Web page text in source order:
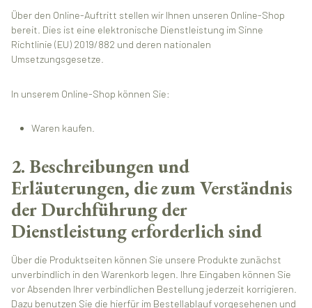
Über den Online-Auftritt stellen wir Ihnen unseren Online-Shop
bereit. Dies ist eine elektronische Dienstleistung im Sinne
Richtlinie (EU) 2019/882 und deren nationalen
Umsetzungsgesetze.
In unserem Online-Shop können Sie:
Waren kaufen.
2. Beschreibungen und
Erläuterungen, die zum Verständnis
der Durchführung der
Dienstleistung erforderlich sind
Über die Produktseiten können Sie unsere Produkte zunächst
unverbindlich in den Warenkorb legen. Ihre Eingaben können Sie
vor Absenden Ihrer verbindlichen Bestellung jederzeit korrigieren.
Dazu benutzen Sie die hierfür im Bestellablauf vorgesehenen und